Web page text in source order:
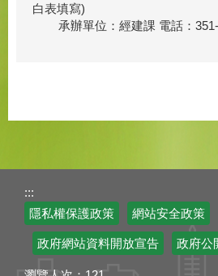
白表填寫)
承辦單位：經建課 電話：351-
:::
隱私權保護政策
網站安全政策
政府網站資料開放宣告 政府公